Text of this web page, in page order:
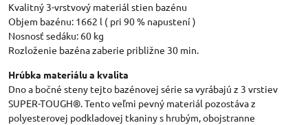
Kvalitný 3-vrstvový materiál stien bazénu
Objem bazénu: 1662 l ( pri 90 % napustení )
Nosnosť sedáku: 60 kg
Rozloženie bazéna zaberie približne 30 min.
Hrúbka materiálu a kvalita
Dno a bočné steny tejto bazénovej série sa vyrábajú z 3 vrstiev
SUPER-TOUGH®. Tento veľmi pevný materiál pozostáva z
polyesterovej podkladovej tkaniny s hrubým, obojstranne